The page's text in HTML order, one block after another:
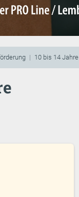
10 bis 14 Jahre